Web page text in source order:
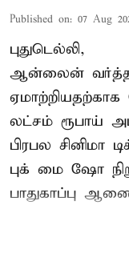
Published on: 07 Aug
புதுடெல்லி,
ஆன்லைன்
ஏமாற்றியதற்காக
லட்சம் ரூபாய்
பிரபல சினிமா
புக் மை ஷோ
பாதுகாப்பு